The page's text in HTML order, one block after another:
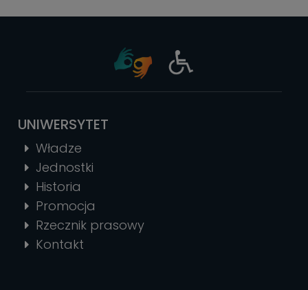
UNIWERSYTET
Władze
Jednostki
Historia
Promocja
Rzecznik prasowy
Kontakt